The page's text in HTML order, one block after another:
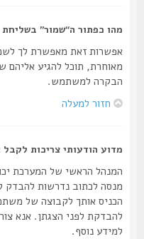
מהו כפתור ה“שמור” בשליחת
אפשרות זאת מאפשרת לך לשמור
מאוחרת, תוכל להגיע אליהם
הבקרה למשתמש.
חזור למעלה
מדוע הודעותי צריכות לקבל
המנהל הראשי של המערכת יכול
מנסה לכתוב נדרשות להבדק
הכניס אותך לקבוצה של
להבדקת לפני הצגתן. אנא צור
למידע נוסף.